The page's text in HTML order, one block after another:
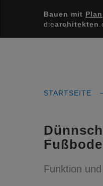
Bauen mit Plan
diearchitekten
STARTSEITE
Funktion